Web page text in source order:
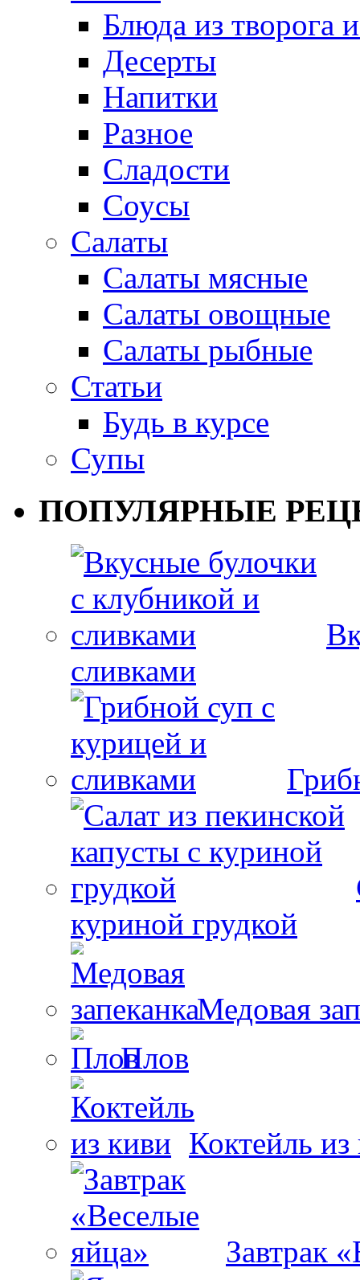
Блюда из творога
Десерты
Напитки
Разное
Сладости
Соусы
Салаты
Салаты мясные
Салаты овощные
Салаты рыбные
Статьи
Будь в курсе
Супы
ПОПУЛЯРНЫЕ
сливками
куриной грудкой
Медовая
Плов
Коктейль из
Завтрак